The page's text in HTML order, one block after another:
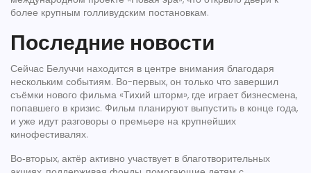
более крупным голливудским постановкам.
Последние новости
Сейчас Белуччи находится в центре внимания благодаря
нескольким событиям. Во-первых, он только что завершил
съёмки нового фильма «Тихий шторм», где играет бизнесмена,
попавшего в кризис. Фильм планируют выпустить в конце года,
и уже идут разговоры о премьере на крупнейших
кинофестивалях.
Во‑вторых, актёр активно участвует в благотворительных